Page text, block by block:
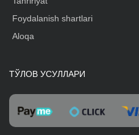
Foydalanish shartlari
Aloqa
ТЎЛОВ УСУЛЛАРИ